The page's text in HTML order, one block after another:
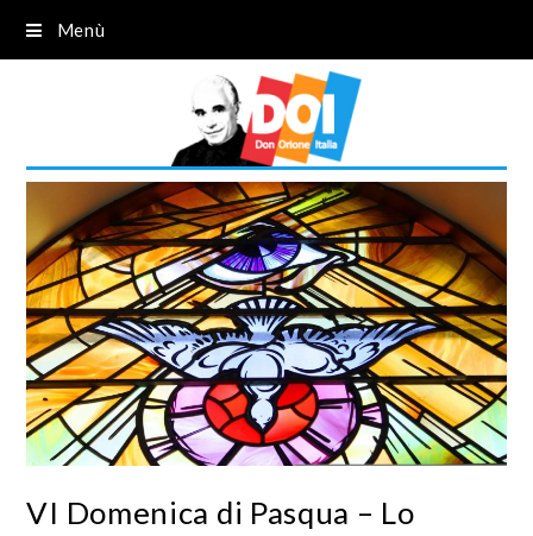
Menù
VI Domenica di Pasqua – Lo